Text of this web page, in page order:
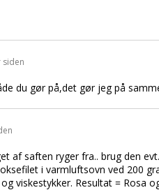
siden
du gør på,det gør jeg på
af saften ryger fra.. brug den
i varmluftsovn ved 200
viskestykker. Resultat = Rosa